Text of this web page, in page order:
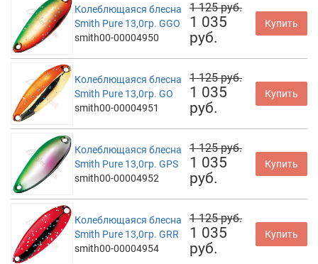
Колеблющаяся блесна
Smith Pure 13,0гр. GGO
smith00-00004950
1 125 руб.
1 035
руб.
Купить
Колеблющаяся блесна
Smith Pure 13,0гр. GO
smith00-00004951
1 125 руб.
1 035
руб.
Купить
Колеблющаяся блесна
Smith Pure 13,0гр. GPS
smith00-00004952
1 125 руб.
1 035
руб.
Купить
Колеблющаяся блесна
Smith Pure 13,0гр. GRR
smith00-00004954
1 125 руб.
1 035
руб.
Купить